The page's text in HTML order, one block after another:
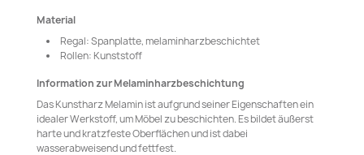
Material
Regal: Spanplatte, melaminharzbeschichtet
Rollen: Kunststoff
Information zur Melaminharzbeschichtung
Das Kunstharz Melamin ist aufgrund seiner Eigenschaften ein
idealer Werkstoff, um Möbel zu beschichten. Es bildet äußerst
harte und kratzfeste Oberflächen und ist dabei
wasserabweisend und fettfest.